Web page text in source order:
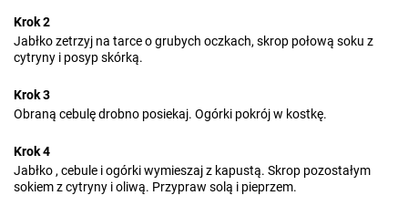
Krok 2
Jabłko zetrzyj na tarce o grubych oczkach, skrop połową soku z
cytryny i posyp skórką.
Krok 3
Obraną cebulę drobno posiekaj. Ogórki pokrój w kostkę.
Krok 4
Jabłko , cebule i ogórki wymieszaj z kapustą. Skrop pozostałym
sokiem z cytryny i oliwą. Przypraw solą i pieprzem.